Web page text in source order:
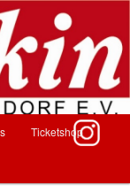
in Rohrdorf
Ticketshop